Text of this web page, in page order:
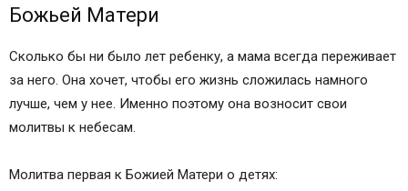
Божьей Матери
Сколько бы ни было лет ребенку, а мама всегда переживает
за него. Она хочет, чтобы его жизнь сложилась намного
лучше, чем у нее. Именно поэтому она возносит свои
молитвы к небесам.
Молитва первая к Божией Матери о детях: